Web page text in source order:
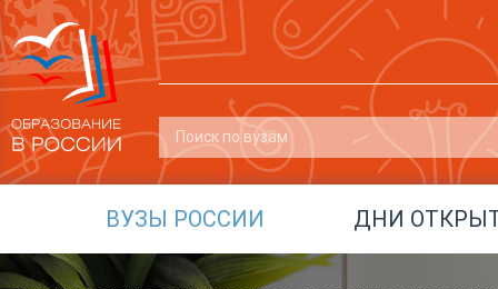
ВУЗЫ РОССИИ ДНИ